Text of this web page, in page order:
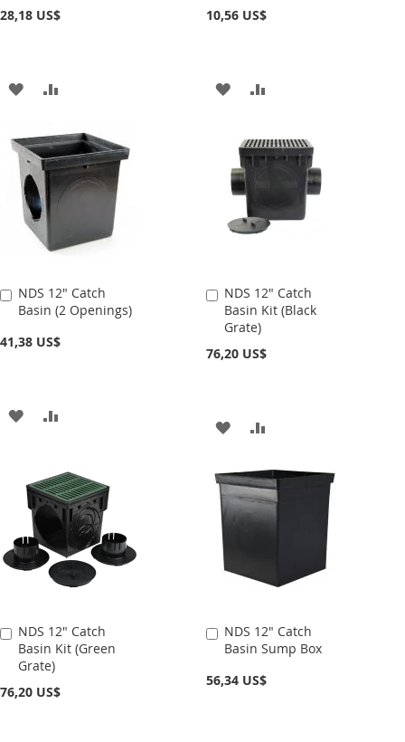
28,18 US$
AÑADIR
LA
LISTA
DE
DESEOS
COMPARAR
10,56 US$
AÑADIR
LA
LISTA
DE
AÑADIR
COMPARAR
NDS 12" Catch
Basin (2 Openings)
41,38 US$
Añadir
al
AÑADIR
LA
LISTA
DE
DESEOS
COMPARAR
NDS 12" Catch
Basin Kit (Black
Grate)
76,20 US$
Añadir
al
carrito
AÑADIR
LA
LISTA
DESEOS
AÑADIR
COMPARAR
NDS 12" Catch
Basin Kit (Green
Grate)
76,20 US$
Añadir
al
carrito
NDS 12" Catch
Basin Sump Box
56,34 US$
Añadir
al